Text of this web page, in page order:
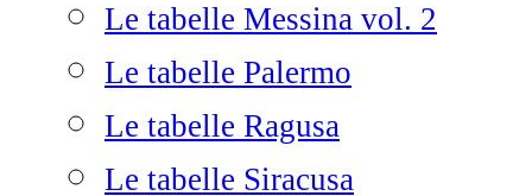
Le tabelle Messina vol. 2
Le tabelle Palermo
Le tabelle Ragusa
Le tabelle Siracusa